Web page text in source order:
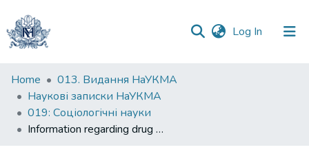
Log In (current)
Communities
&
Collections
Home
013. Видання НаУКМА
Наукові записки НаУКМА
019: Соціологічні науки
Information regarding drug use with respect to AIDS prevention